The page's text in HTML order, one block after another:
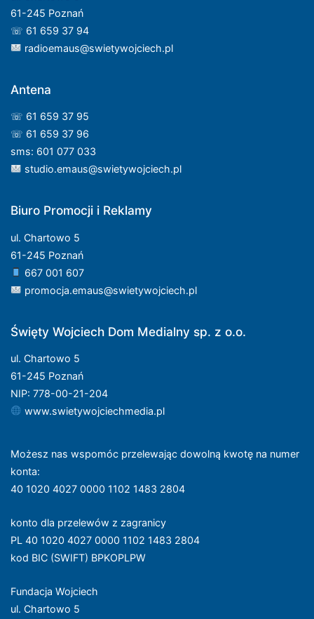
61-245 Poznań
☏ 61 659 37 94
radioemaus@swietywojciech.pl
Antena
☏ 61 659 37 95
☏ 61 659 37 96
sms: 601 077 033
studio.emaus@swietywojciech.pl
Biuro Promocji i Reklamy
ul. Chartowo 5
61-245 Poznań
667 001 607
promocja.emaus@swietywojciech.pl
Święty Wojciech Dom Medialny sp. z o.o.
ul. Chartowo 5
61-245 Poznań
NIP: 778-00-21-204
www.swietywojciechmedia.pl
Możesz nas wspomóc przelewając dowolną kwotę na numer
konta:
40 1020 4027 0000 1102 1483 2804
konto dla przelewów z zagranicy
PL 40 1020 4027 0000 1102 1483 2804
kod BIC (SWIFT) BPKOPLPW
Fundacja Wojciech
ul. Chartowo 5